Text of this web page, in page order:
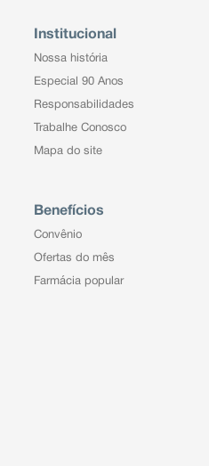
Institucional
Nossa história
Especial 90 Anos
Responsabilidades
Trabalhe Conosco
Mapa do site
Benefícios
Convênio
Ofertas do mês
Farmácia popular